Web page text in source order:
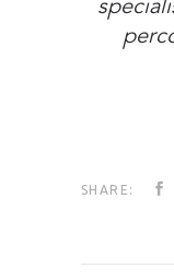
SHARE: